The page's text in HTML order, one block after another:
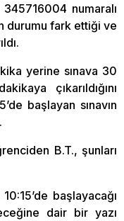
numaralı
durumu fark ettiği ve
yerine sınava 30
çıkarıldığını
başlayan sınavın
B.T., şunları
10:15’de başlayacağı
dair bir yazı